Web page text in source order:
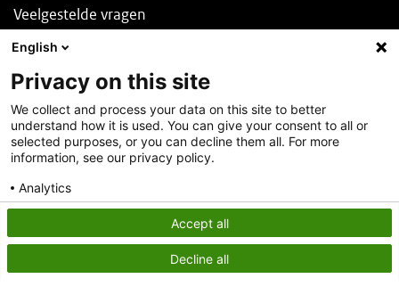
Veelgestelde vragen
Nieuws
English
Over deze site
Over DINOloket
Contact
Disclaimer
Toegankelijkheid
Privacy statement
English
Privacy on this site
We collect and process your data on this site to better
understand how it is used. You can give your consent to all or
selected purposes, or you can decline them all. For more
information, see our privacy policy.
Analytics
Accept all
Decline all
Privacy policy